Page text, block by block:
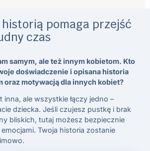
historią pomaga przejść
czas
samym, ale też innym kobietom. Kto
doświadczenie i opisana historia
oraz motywacją dla innych kobiet?
inna, ale wszystkie łączy jedno –
dziecka. Jeśli czujesz pustkę i brak
bliskich, tutaj możesz bezpiecznie
Twoja historia zostanie